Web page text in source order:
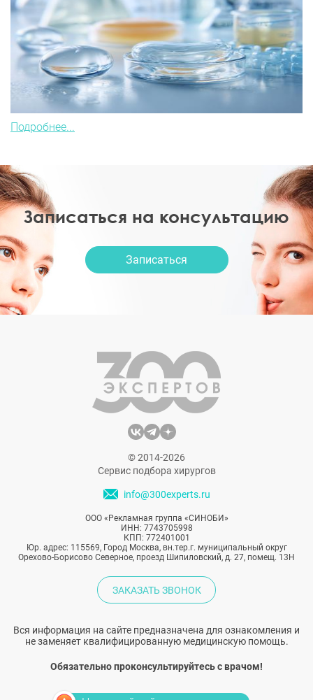
Подробнее...
Записаться на консультацию
Записаться
© 2014-2026
Сервис подбора хирургов
info@300experts.ru
ООО «Рекламная группа «СИНОБИ»
ИНН: 7743705998
КПП: 772401001
Юр. адрес: 115569, Город Москва, вн.тер.г. муниципальный округ
Орехово-Борисово Северное, проезд Шипиловский, д. 27, помещ. 13Н
ЗАКАЗАТЬ ЗВОНОК
Вся информация на сайте предназначена для ознакомления и
не заменяет квалифицированную медицинскую помощь.
Обязательно проконсультируйтесь с врачом!